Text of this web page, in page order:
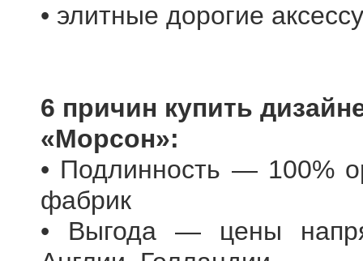
• элитные дорогие
6 причин купить
«Морсон»:
• Подлинность — 100%
фабрик
• Выгода — цены